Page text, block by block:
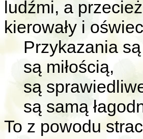
ludźmi, a
kierowały i
Przykazania są
są miłością,
są
są samą
To z powodu